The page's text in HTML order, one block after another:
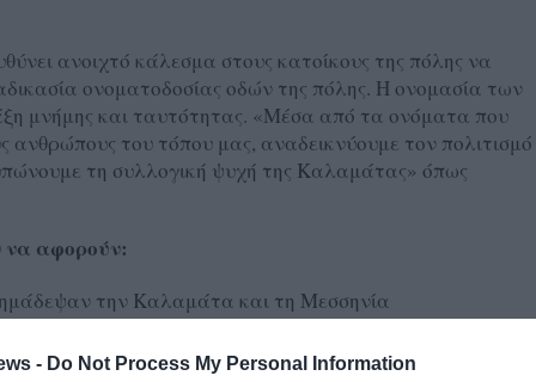
- Do Not Process My Personal Information
ανοιχτό κάλεσμα στους κατοίκους της πόλης να
ονοματοδοσίας οδών της πόλης. Η ονομασία των
μνήμης και ταυτότητας. «Μέσα από τα ονόματα που
ανθρώπους του τόπου μας, αναδεικνύουμε τον πολιτισμό
τη συλλογική ψυχή της Καλαμάτας» όπως
να αφορούν:
την Καλαμάτα και τη Μεσσηνία
τέχνης και της παράδοσης
που αξίζει να διατηρηθούν ζωντανές.